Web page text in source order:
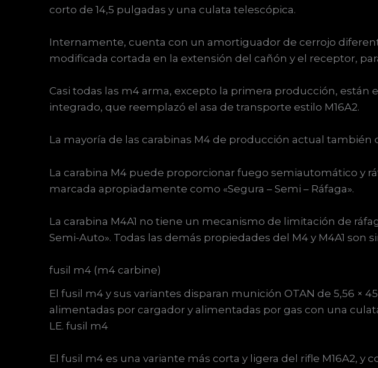
corto de 14,5 pulgadas y una culata telescópica.
Internamente, cuenta con un amortiguador de cerrojo
modificada cortada en la extensión del cañón y el receptor,
Casi todas las m4 arma, excepto la primera producción,
integrado, que reemplazó el asa de transporte estilo M16A2.
La mayoría de las carabinas M4 de producción actual también
La carabina M4 puede proporcionar fuego semiautomático y
marcada apropiadamente como «Segura – Semi – Ráfaga».
La carabina M4A1 no tiene un mecanismo de limitación de
Semi-Auto». Todas las demás propiedades del M4 y M4A1 son
fusil m4 (m4 carbine)
El fusil m4 y sus variantes disparan munición OTAN de 5,56 ×
alimentadas por cargador y alimentadas por gas con una
LE. fusil m4
El fusil m4 es una variante más corta y ligera del rifle M16A2,